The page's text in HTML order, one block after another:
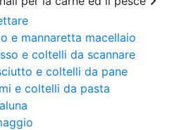
e mannaretta macellaio
e coltelli da scannare
e coltelli da pane
e coltelli da pasta